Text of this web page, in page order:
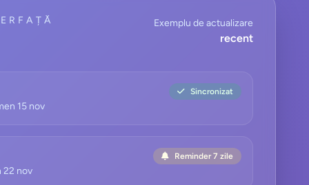
Exemplu de actualizare
recent
15 nov
Sincronizat
22 nov
Reminder 7 zile